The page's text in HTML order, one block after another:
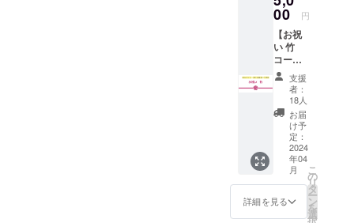
そんな
あなた
へ お祝
いチ
ケット
をご用
意しま
した。
・お礼
メッ
セージ
・お好
きな
PDF教
材１つ
-「マ
けど...
応援し
たい！
フェム
ケアに
興味が
ある！
20周年
のお祝
いがし
たい！
そんな
あなた
へ お祝
いチ
ケット
00 円
【お祝
い 竹
コー
ス】※郵
送はさ
れませ
ん。※提
供方
法：
メール
にURL
を記載
しま
す。 イ
ベント
支援
者：
18人
お届
け予
定：
2024
年04
月
詳細を見る
こ
の
リ
タ
ー
ン
を
選